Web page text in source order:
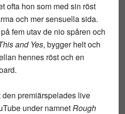
ofta hon som med sin röst
och mer sensuella sida.
fem utav de nio spåren och
and Yes, bygger helt och
hennes röst och en
den premiärspelades live
under namnetRough